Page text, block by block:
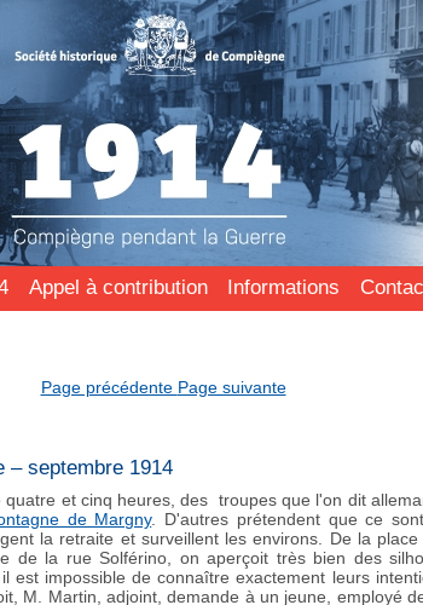
Appel à contribution Informations
Page précédente Page suivante
– septembre 1914
quatre et cinq heures, des troupes que l'on dit
de Margny. D'autres prétendent que ce
la retraite et surveillent les environs. De la
de la rue Solférino, on aperçoit très bien des
est impossible de connaître exactement leurs
M. Martin, adjoint, demande à un jeune, employé